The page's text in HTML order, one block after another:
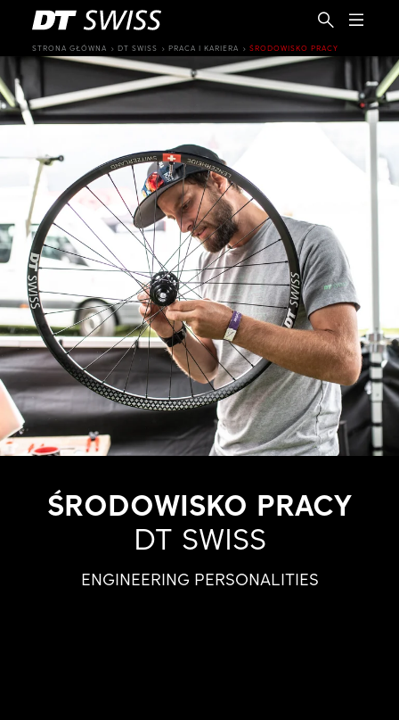
PL
STRONA GŁÓWNA DT SWISS PRACA I KARIERA ŚRODOWISKO PRACY
ŚRODOWISKO PRACY
DT SWISS
ENGINEERING PERSONALITIES